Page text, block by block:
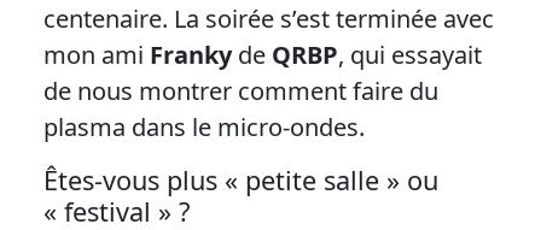
centenaire. La soirée s’est terminée avec
mon ami Frankyde QRBP, qui essayait
de nous montrer comment faire du
plasma dans le micro-ondes.
Êtes-vous plus « petite salle » ou
« festival » ?